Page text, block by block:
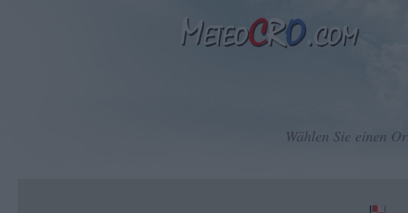
Wählen Sie einen